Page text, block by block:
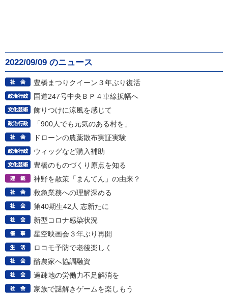
2022/09/09 のニュース
豊橋まつりクイーン３年ぶり復活
国道247号中央ＢＰ４車線拡幅へ
飾りつけに涼風を感じて
「900人でも元気のある村を」
ドローンの農薬散布実証実験
ウィッグなど購入補助
豊橋のものづくり原点を知る
神野を散策「まんてん」の由来？
救急業務への理解深める
第40期生42人 志新たに
新型コロナ感染状況
星空映画会３年ぶり再開
ロコモ予防で老後楽しく
酪農家へ協調融資
過疎地の労働力不足解消を
家族で謎解きゲームを楽しもう